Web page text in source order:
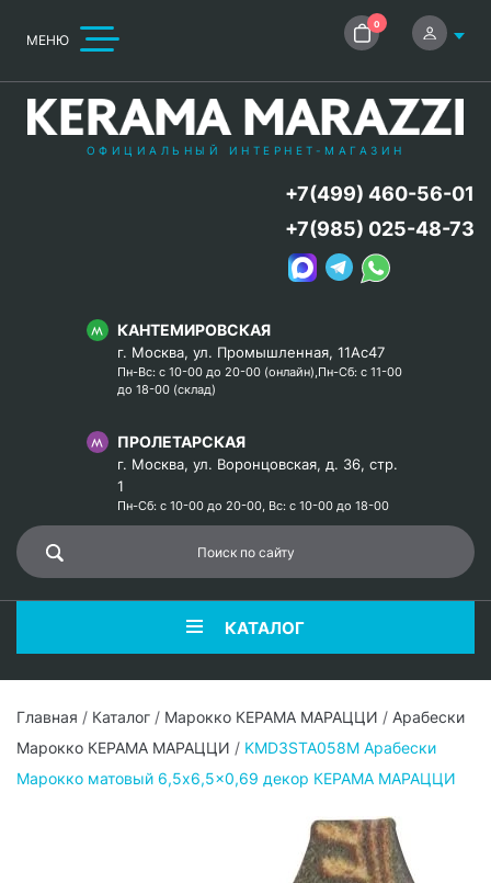
МЕНЮ
0
ОФИЦИАЛЬНЫЙ ИНТЕРНЕТ-МАГАЗИН
КАНТЕМИРОВСКАЯ
г. Москва, ул. Промышленная, 11Ас47
Пн-Вс: с 10-00 до 20-00 (онлайн),Пн-Сб: с 11-00
до 18-00 (склад)
ПРОЛЕТАРСКАЯ
г. Москва, ул. Воронцовская, д. 36, стр.
1
Пн-Сб: с 10-00 до 20-00, Вс: с 10-00 до 18-00
+7(499) 460-56-01
+7(985) 025-48-73
КАТАЛОГ
Главная / Каталог / Марокко КЕРАМА МАРАЦЦИ / Арабески
Марокко КЕРАМА МАРАЦЦИ / KMD3STA058M Арабески
Марокко матовый 6,5x6,5x0,69 декор КЕРАМА МАРАЦЦИ